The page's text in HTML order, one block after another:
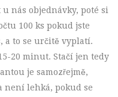
nás objednávky, poté si
100 ks pokud jste
a to se určitě vyplatí.
20 minut. Stačí jen tedy
je samozřejmě,
není lehká, pokud se